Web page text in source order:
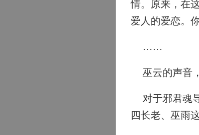
情。原来，在
爱人的爱恋。
……
巫云的声音
对于邪君魂
四长老、巫雨